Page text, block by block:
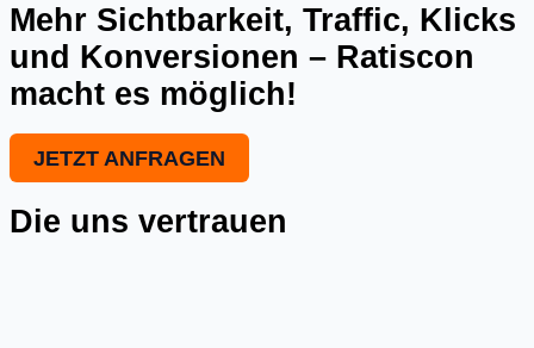
Mehr Sichtbarkeit, Traffic, Klicks
und Konversionen – Ratiscon
macht es möglich!
JETZT ANFRAGEN
Die uns vertrauen